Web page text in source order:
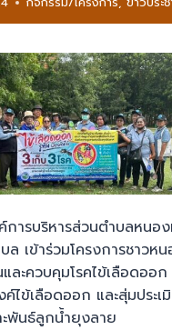
ารบริหารส่วนตำบลหนอ
เข้าร่วมโครงการชาวหน
ละควบคุมโรคไข้เลือดออก
ไข้เลือดออก และสุ่มประเ
พันธ์ลูกน้ำยุงลาย